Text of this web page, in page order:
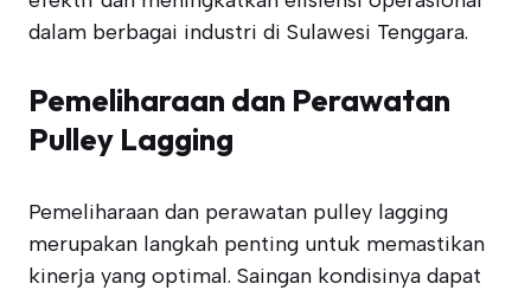
dalam berbagai industri di Sulawesi Tenggara.
Pemeliharaan dan Perawatan
Pulley Lagging
Pemeliharaan dan perawatan pulley lagging
merupakan langkah penting untuk memastikan
kinerja yang optimal. Saingan kondisinya dapat